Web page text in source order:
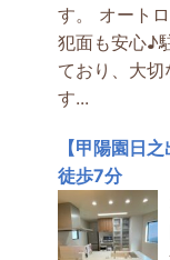
す。 オート
犯面も安心♪
ており、大切
す...
【甲陽園日
徒歩7分